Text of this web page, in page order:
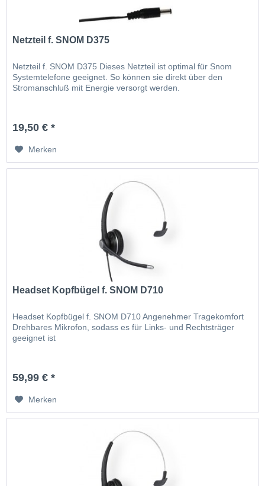
Netzteil f. SNOM D375
Netzteil f. SNOM D375 Dieses Netzteil ist optimal für Snom
Systemtelefone geeignet. So können sie direkt über den
Stromanschluß mit Energie versorgt werden.
19,50 € *
Merken
Headset Kopfbügel f. SNOM D710
Headset Kopfbügel f. SNOM D710 Angenehmer Tragekomfort
Drehbares Mikrofon, sodass es für Links- und Rechtsträger
geeignet ist
59,99 € *
Merken